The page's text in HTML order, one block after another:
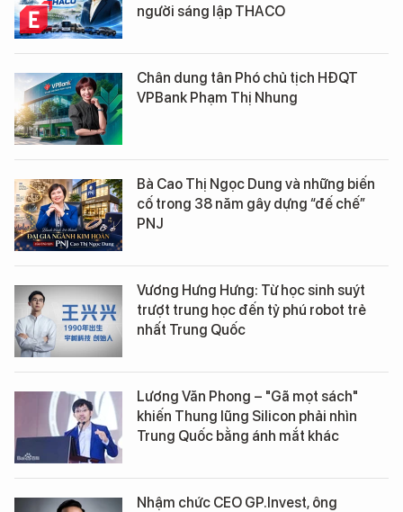
người sáng lập THACO
Chân dung tân Phó chủ tịch HĐQT
VPBank Phạm Thị Nhung
Bà Cao Thị Ngọc Dung và những biến
cố trong 38 năm gây dựng “đế chế”
PNJ
Vương Hưng Hưng: Từ học sinh suýt
trượt trung học đến tỷ phú robot trẻ
nhất Trung Quốc
Lương Văn Phong – "Gã mọt sách"
khiến Thung lũng Silicon phải nhìn
Trung Quốc bằng ánh mắt khác
Nhậm chức CEO GP.Invest, ông